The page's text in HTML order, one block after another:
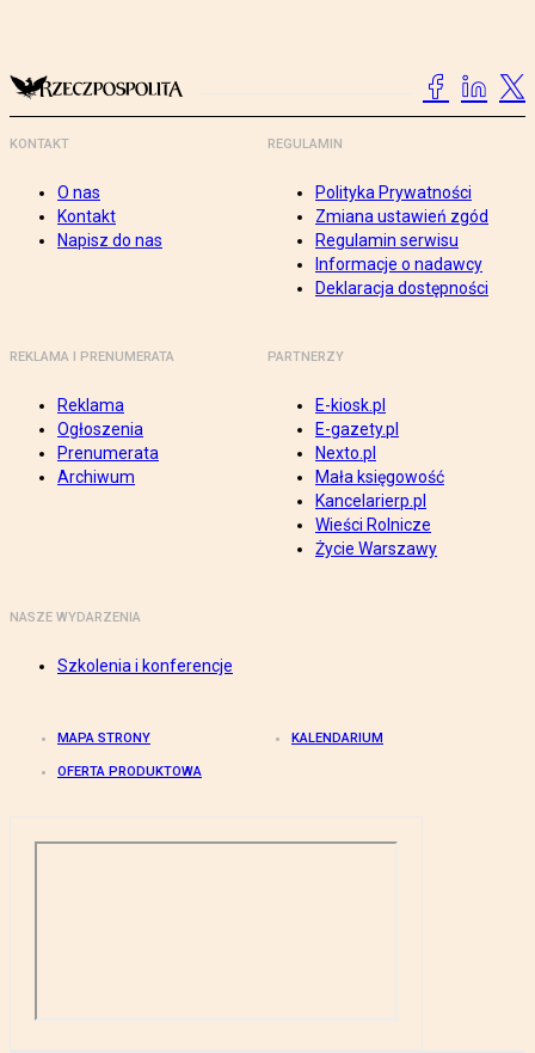
KONTAKT
O nas
Kontakt
Napisz do nas
REGULAMIN
Polityka Prywatności
Zmiana ustawień zgód
Regulamin serwisu
Informacje o nadawcy
Deklaracja dostępności
REKLAMA I PRENUMERATA
Reklama
Ogłoszenia
Prenumerata
Archiwum
PARTNERZY
E-kiosk.pl
E-gazety.pl
Nexto.pl
Mała księgowość
Kancelarierp.pl
Wieści Rolnicze
Życie Warszawy
NASZE WYDARZENIA
Szkolenia i konferencje
MAPA STRONY KALENDARIUM
OFERTA PRODUKTOWA